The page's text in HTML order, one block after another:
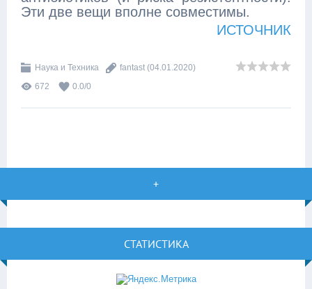
Эти две вещи вполне совместимы.
ИСТОЧНИК
Наука и Техника fantast (04.01.2020)
672
0.0/0
+
СТАТИСТИКА